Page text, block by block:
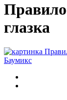
глазка